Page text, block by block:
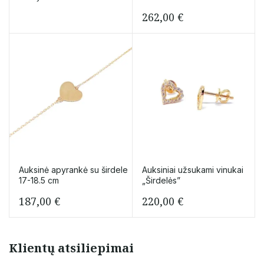
262,00 €
Auksinė apyrankė su širdele
17-18.5 cm
187,00 €
Auksiniai užsukami vinukai
„Širdelės”
220,00 €
Klientų atsiliepimai